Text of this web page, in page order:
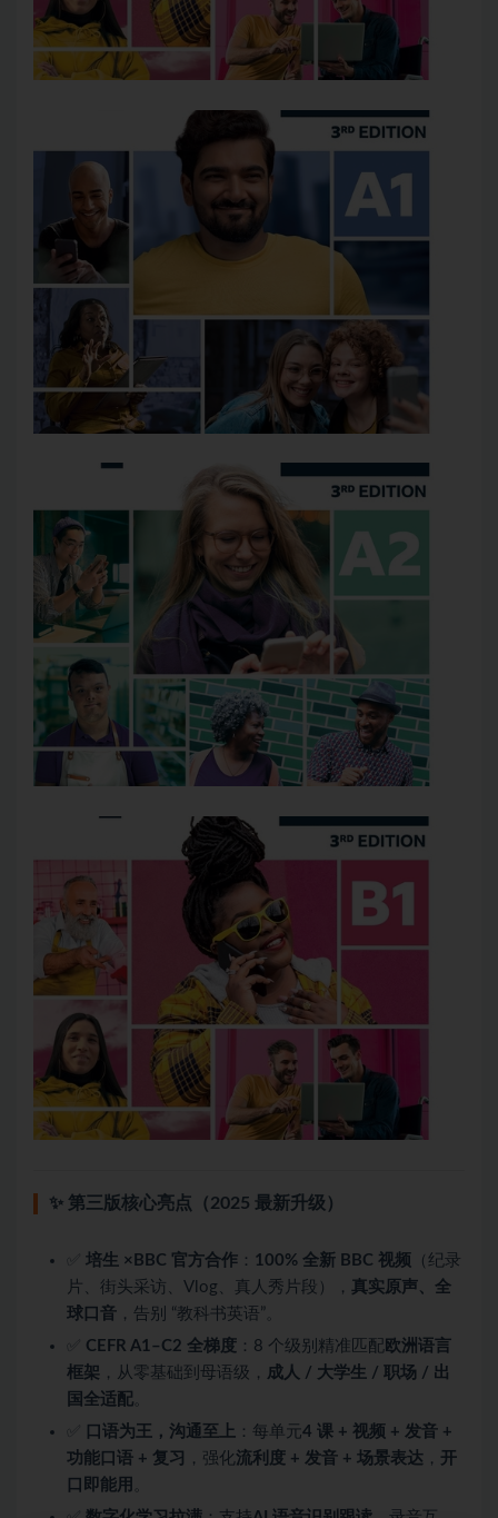
✨ 第三版核心亮点（2025 最新升级）
培生 ×BBC 官方合作 ： 100% 全新 BBC 视频 （纪录
片、街头采访、Vlog、真人秀片段）， 真实原声、全
球口音 ，告别 “教科书英语”。
CEFR A1–C2 全梯度 ：8 个级别精准匹配 欧洲语言
框架 ，从零基础到母语级，
成人 / 大学生 / 职场 / 出
国全适配
口语为王，沟通至上 ：每单元4 课 + 视频 + 发音 +
功能口语 + 复习
，强化流利度 + 发音 + 场景表达 ， 开
口即能用